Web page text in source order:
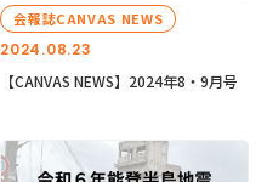
2024.08.23
会報誌CANVAS NEWS
【CANVAS NEWS】2024年8・9月号